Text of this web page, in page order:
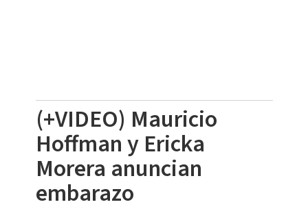
(+VIDEO) Mauricio
Hoffman y Ericka
Morera anuncian
embarazo